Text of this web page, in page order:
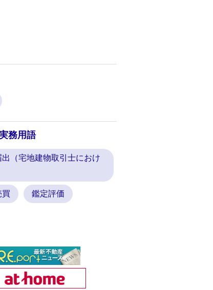
務用語
（宅地建物取引士におけ
買 鑑定評価